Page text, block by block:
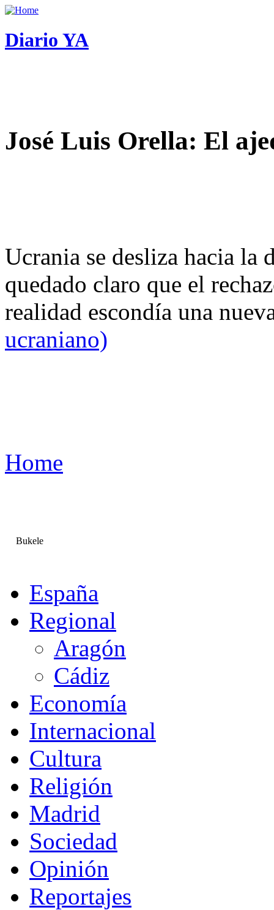
Diario YA
José Luis Orella: El
Ucrania se desliza hacia
quedado claro que el
realidad escondía una
ucraniano)
Home
Bukele
España
Regional
Aragón
Cádiz
Economía
Internacional
Cultura
Religión
Madrid
Sociedad
Opinión
Reportajes